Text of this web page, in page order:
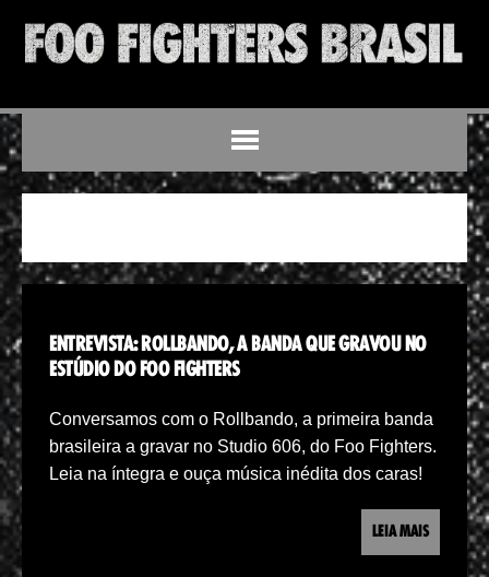
ENTREVISTA: ROLLBANDO, A BANDA QUE GRAVOU NO
ESTÚDIO DO FOO FIGHTERS
Conversamos com o Rollbando, a primeira banda
brasileira a gravar no Studio 606, do Foo Fighters.
Leia na íntegra e ouça música inédita dos caras!
LEIA MAIS